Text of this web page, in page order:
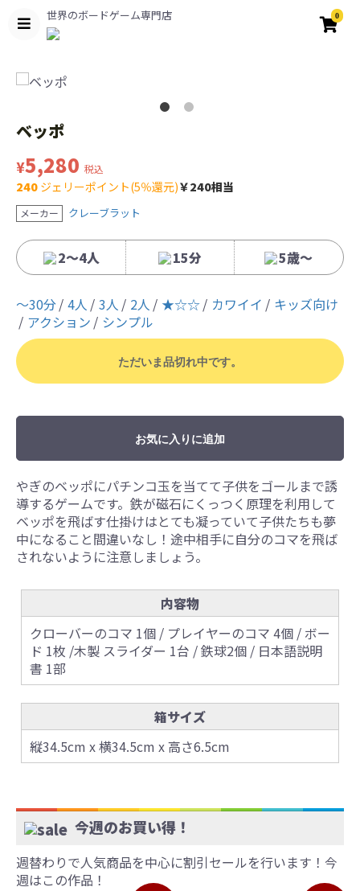
世界のボードゲーム専門店 0
ベッポ
¥5,280 税込
240 ジェリーポイント(5％還元)￥240相当
メーカー クレーブラット
2～4人 15分 5歳〜
〜30分 4人 3人 2人 ★☆☆ カワイイ
キッズ向け
アクション
シンプル
ただいま品切れ中です。
お気に入りに追加
やぎのベッポにパチンコ玉を当てて子供をゴールまで誘
導するゲームです。鉄が磁石にくっつく原理を利用して
ベッポを飛ばす仕掛けはとても凝っていて子供たちも夢
中になること間違いなし！途中相手に自分のコマを飛ば
されないように注意しましょう。
内容物
クローバーのコマ 1個 / プレイヤーのコマ 4個 / ボー
ド 1枚 /木製 スライダー 1台 / 鉄球2個 / 日本語説明
書 1部
箱サイズ
縦34.5cm x 横34.5cm x 高さ6.5cm
今週のお買い得！
週替わりで人気商品を中心に割引セールを行います！今
週はこの作品！